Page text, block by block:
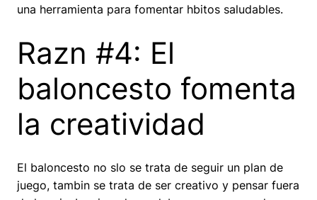
una herramienta para fomentar hbitos saludables.
Razn #4: El
baloncesto fomenta
la creatividad
El baloncesto no slo se trata de seguir un plan de
juego, tambin se trata de ser creativo y pensar fuera